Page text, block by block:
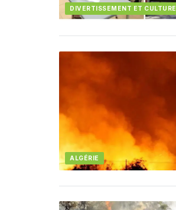
DIVERTISSEMENT ET CULTURE
ALGÉRIE